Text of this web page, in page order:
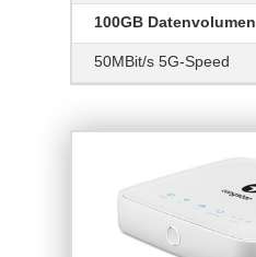
100GB Datenvolumen
50MBit/s 5G-Speed